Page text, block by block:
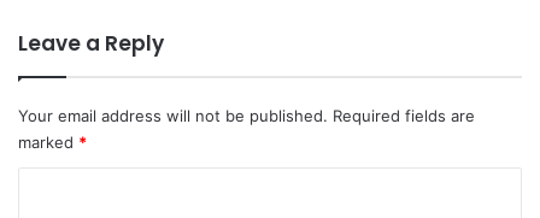
Leave a Reply
Your email address will not be published. Required fields are
marked *